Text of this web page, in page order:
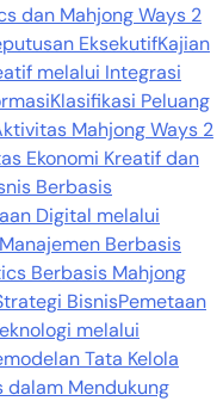
dan Mahjong Ways 2
EksekutifKajian
melalui Integrasi
Klasifikasi Peluang
Mahjong Ways 2
Ekonomi Kreatif dan
Berbasis
Digital melalui
Berbasis
Berbasis Mahjong
BisnisPemetaan
melalui
Tata Kelola
dalam Mendukung